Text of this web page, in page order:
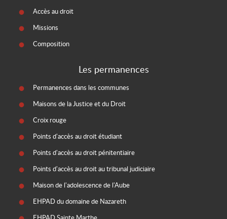
Accès au droit
Missions
Composition
Les permanences
Permanences dans les communes
Maisons de la Justice et du Droit
Croix rouge
Points d'accès au droit étudiant
Points d'accès au droit pénitentiaire
Points d'accès au droit au tribunal judiciaire
Maison de l'adolescence de l'Aube
EHPAD du domaine de Nazareth